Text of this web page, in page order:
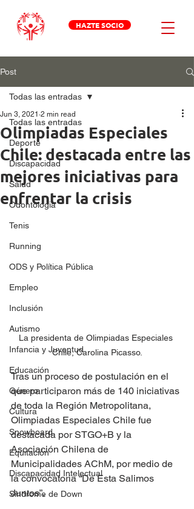
HAZTE SOCIO
Post
Todas las entradas
Deporte
Discapacidad
Salud
Odontologia
Tenis
Running
ODS y Política Pública
Empleo
Inclusión
Autismo
Infancia y Juventud
Educación
Género
Cultura
Snowboard
Equitación
Discapacidad Intelectual
Síndrome de Down
Todas las entradas
Olimpiadas Especiales
Chile: destacada entre las
mejores iniciativas para
enfrentar la crisis
Jun 3, 2021 2 min read
La presidenta de Olimpiadas Especiales
Chile, Carolina Picasso.
Tras un proceso de postulación en el
que participaron más de 140 iniciativas
de toda la Región Metropolitana,
Olimpiadas Especiales Chile fue
destacada por STGO+B y la
Asociación Chilena de
Municipalidades AChM, por medio de
la convocatoria “De Esta Salimos
Juntos”.